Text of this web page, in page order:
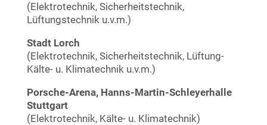
(Elektrotechnik, Sicherheitstechnik,
Lüftungstechnik u.v.m.)
Stadt Lorch
(Elektrotechnik, Sicherheitstechnik, Lüftung-
Kälte- u. Klimatechnik u.v.m.)
Porsche-Arena, Hanns-Martin-Schleyerhalle
Stuttgart
(Elektrotechnik, Kälte- u. Klimatechnik)